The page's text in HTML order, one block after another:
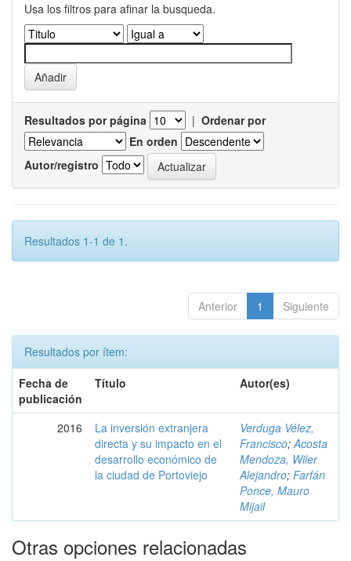
Usa los filtros para afinar la busqueda.
Resultados por página | Ordenar por
En orden
Autor/registro
Resultados 1-1 de 1.
Anterior 1 Siguiente
Resultados por ítem:
Fecha de
publicación
Título Autor(es)
2016
La inversión extranjera
directa y su impacto en el
desarrollo económico de
la ciudad de Portoviejo
Verduga Vélez,
Francisco;Acosta
Mendoza, Wiler
Alejandro; Farfán
Ponce, Mauro
Mijail
Otras opciones relacionadas